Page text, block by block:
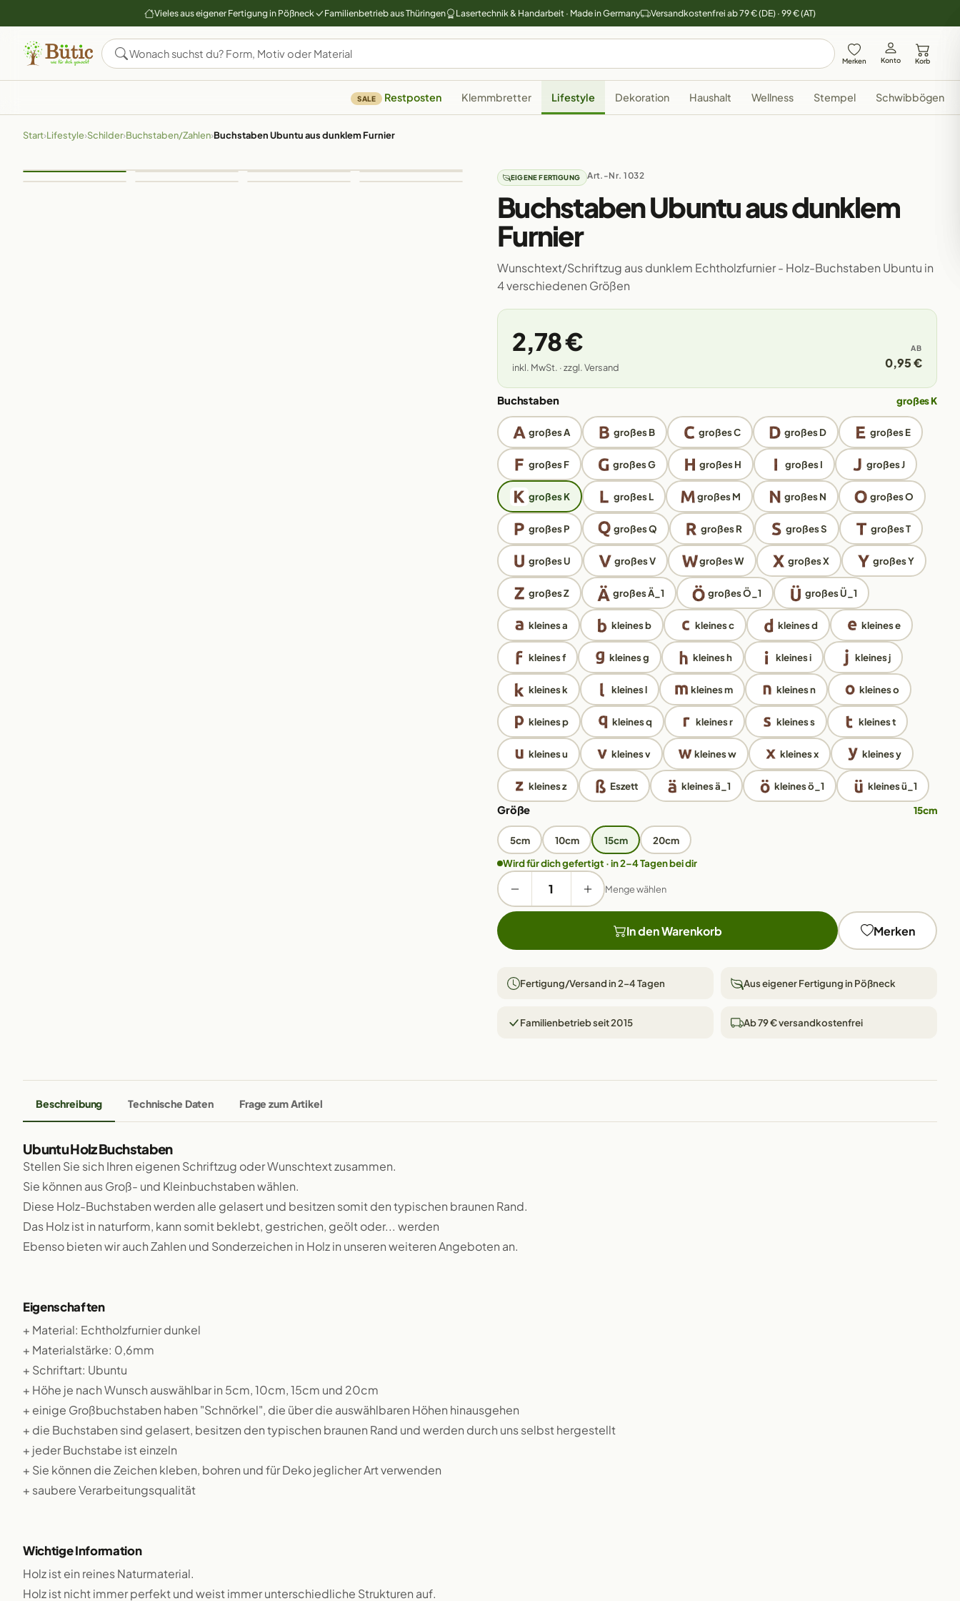
Vieles aus eigener Fertigung in Pößneck Familienbetrieb aus Thüringen Lasertechnik & Handarbeit · Made in Germany Versandkostenfrei ab 79 € (DE) · 99 € (AT)
Merken Konto Korb
SALE Restposten Klemmbretter Lifestyle Dekoration Haushalt Wellness Stempel Schwibbögen
Start›Lifestyle›Schilder›Buchstaben/Zahlen›Buchstaben Ubuntu aus dunklem Furnier
EIGENE FERTIGUNG Art.-Nr. 1032
Buchstaben Ubuntu aus dunklem
Furnier
Wunschtext/Schriftzug aus dunklem Echtholzfurnier - Holz-Buchstaben Ubuntu in
4 verschiedenen Größen
2,78 €
inkl. MwSt. · zzgl. Versand
AB
0,95 €
Buchstaben großes K
großes A großes B großes C großes D großes E
großes F großes G großes H großes I großes J
großes K großes L großes M großes N großes O
großes P großes Q großes R großes S großes T
großes U großes V großes W großes X großes Y
großes Z großes Ä_1 großes Ö_1 großes Ü_1
kleines a kleines b kleines c kleines d kleines e
kleines f kleines g kleines h kleines i kleines j
kleines k kleines l kleines m kleines n kleines o
kleines p kleines q kleines r kleines s kleines t
kleines u kleines v kleines w kleines x kleines y
kleines z Eszett kleines ä_1 kleines ö_1 kleines ü_1
Größe 15cm
5cm 10cm 15cm
20cm
Wird für dich gefertigt · in 2–4 Tagen bei dir
Menge wählen
In den Warenkorb Merken
Fertigung/Versand in 2–4 Tagen Aus eigener Fertigung in Pößneck
Familienbetrieb seit 2015 Ab 79 € versandkostenfrei
Beschreibung Technische Daten Frage zum Artikel
Ubuntu Holz Buchstaben
Stellen Sie sich Ihren eigenen Schriftzug oder Wunschtext zusammen.
Sie können aus Groß- und Kleinbuchstaben wählen.
Diese Holz-Buchstaben werden alle gelasert und besitzen somit den typischen braunen Rand.
Das Holz ist in naturform, kann somit beklebt, gestrichen, geölt oder... werden
Ebenso bieten wir auch Zahlen und Sonderzeichen in Holz in unseren weiteren Angeboten an.
Eigenschaften
+ Material: Echtholzfurnier dunkel
+ Materialstärke: 0,6mm
+ Schriftart: Ubuntu
+ Höhe je nach Wunsch auswählbar in 5cm, 10cm, 15cm und 20cm
+ einige Großbuchstaben haben "Schnörkel", die über die auswählbaren Höhen hinausgehen
+ die Buchstaben sind gelasert, besitzen den typischen braunen Rand und werden durch uns selbst hergestellt
+ jeder Buchstabe ist einzeln
+ Sie können die Zeichen kleben, bohren und für Deko jeglicher Art verwenden
+ saubere Verarbeitungsqualität
Wichtige Information
Holz ist ein reines Naturmaterial.
Holz ist nicht immer perfekt und weist immer unterschiedliche Strukturen auf.